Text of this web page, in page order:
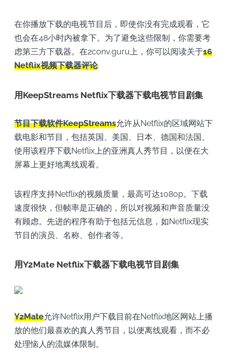
在你播放下载的电视节目后，即使你没有完成观看，它
也会在48小时内被拿下。为了避免这些限制，你需要考
虑第三方下载器。在2conv.guru上，你可以阅读关于16
Netflix视频下载器评论.
用KeepStreams Netflix下载器下载电视节目剧集
节目下载软件KeepStreams允许从Netflix的区域网站下
载电影和节目，包括英国、美国、日本、德国和法国。
使用该程序下载Netflix上的亚洲真人秀节目，以便在大
屏幕上更好地离线观看。
该程序支持Netflix的视频质量，最高可达1080p。下载
速度很快，但帧率是正确的，所以对视频和声音质量没
有顾虑。先进的程序有助于包括元信息，如Netflix现实
节目的演员、名称、创作者等。
用Y2Mate Netflix下载器下载电视节目剧集
Y2Mate允许Netflix用户下载目前在Netflix地区网站上播
放的他们最喜欢的真人秀节目，以便离线观看，而不必
处理恼人的流媒体限制。